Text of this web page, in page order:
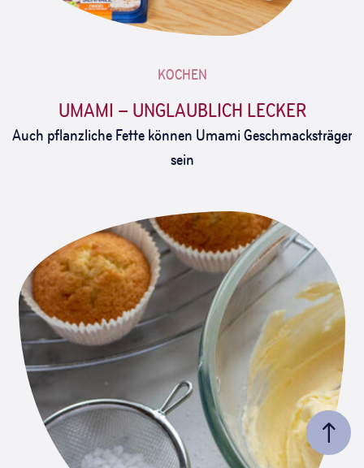
KOCHEN
UMAMI – UNGLAUBLICH LECKER
Auch pflanzliche Fette können Umami Geschmacksträger
sein